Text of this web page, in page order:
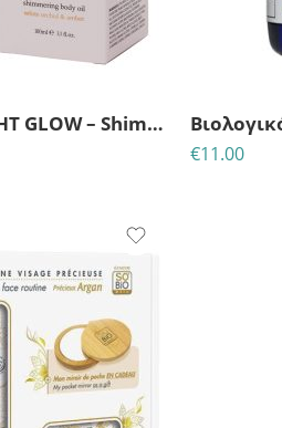
THE MOONLIGHT GLOW – Shimmering Body Oil 100ml
€11.00